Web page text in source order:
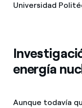
Universidad
energía
Aunque todavía